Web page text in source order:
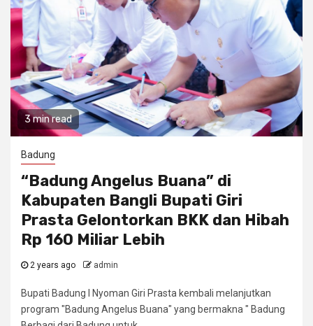
3 min read
Badung
“Badung Angelus Buana” di
Kabupaten Bangli Bupati Giri
Prasta Gelontorkan BKK dan Hibah
Rp 160 Miliar Lebih
2 years ago admin
Bupati Badung I Nyoman Giri Prasta kembali melanjutkan
program "Badung Angelus Buana" yang bermakna " Badung